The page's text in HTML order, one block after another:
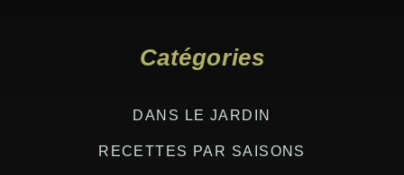
Catégories
DANS LE JARDIN
RECETTES PAR SAISONS